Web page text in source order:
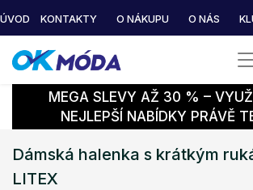
ÚVOD KONTAKTY O NÁKUPU O NÁS
MEGA SLEVY AŽ 30 % –
NEJLEPŠÍ NABÍDKY PRÁVĚ
Dámská halenka s krátkým
LITEX